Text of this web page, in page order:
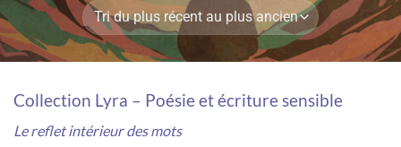
Collection Lyra – Poésie et écriture sensible
Le reflet intérieur des mots